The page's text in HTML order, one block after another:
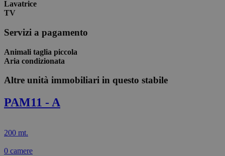
Lavatrice
TV
Servizi a pagamento
Animali taglia piccola
Aria condizionata
Altre unità immobiliari in questo stabile
PAM11 - A
200 mt.
0 camere